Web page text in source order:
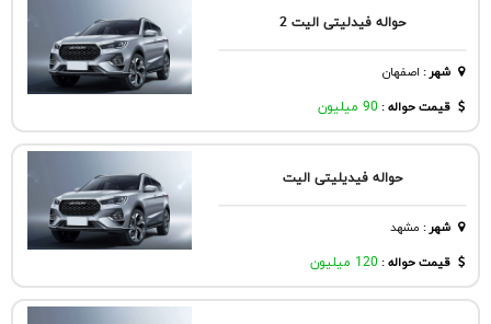
حواله فیدلیتی الیت 2
شهر: اصفهان
قیمت حواله : 90 میلیون
حواله فیدیلیتی الیت
شهر: مشهد
قیمت حواله : 120 میلیون